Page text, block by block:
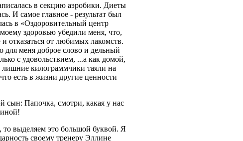
в секцию аэробики. Диеты
И самое главное - результат был
в «Оздоровительный центр
здоровью убедили меня, что,
отказаться от любимых лакомств.
для меня доброе слово и дельный
с удовольствием, ...а как домой,
лишние килограммчики таяли на
есть в жизни другие ценности
сын: Папочка, смотри, какая у нас
выделяем это большой буквой. Я
своему тренеру Эллине